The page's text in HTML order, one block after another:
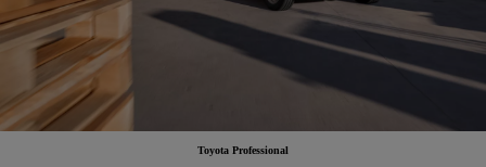
Toyota Professional